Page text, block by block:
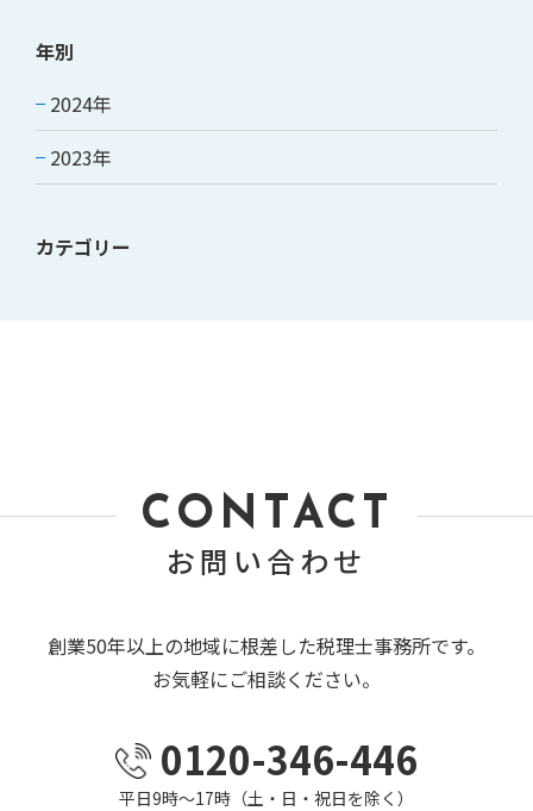
年別
2024年
2023年
カテゴリー
CONTACT
お問い合わせ
創業50年以上の地域に根差した税理士事務所です。
お気軽にご相談ください。
0120-346-446
平日9時～17時（土・日・祝日を除く）